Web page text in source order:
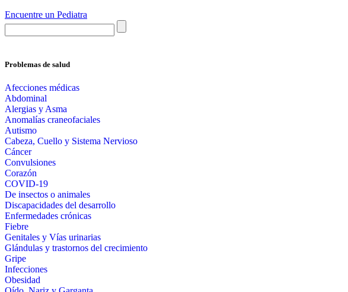
Encuentre un Pediatra
Problemas de salud
Afecciones médicas
Abdominal
Alergias y Asma
Anomalías craneofaciales
Autismo
Cabeza, Cuello y Sistema Nervioso
Cáncer
Convulsiones
Corazón
COVID-19
De insectos o animales
Discapacidades del desarrollo
Enfermedades crónicas
Fiebre
Genitales y Vías urinarias
Glándulas y trastornos del crecimiento
Gripe
Infecciones
Obesidad